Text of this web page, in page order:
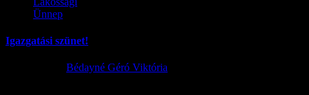
Ünnep
Igazgatási szünet!
Bédayné Géró Viktória